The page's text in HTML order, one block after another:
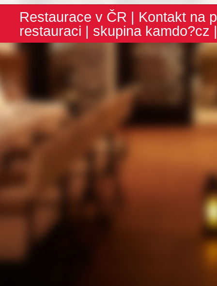
Restaurace v ČR | Kontakt na
restauraci | skupina kamdo?cz |